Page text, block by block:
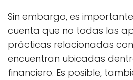
Sin embargo, es
cuenta que no todas las
prácticas relacionadas
encuentran ubicadas
financiero. Es posible,